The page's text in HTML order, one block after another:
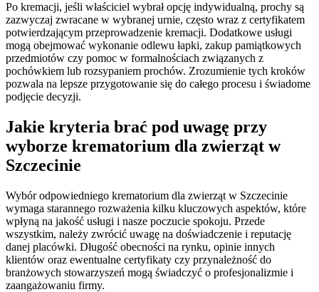
Po kremacji, jeśli właściciel wybrał opcję indywidualną, prochy są
zazwyczaj zwracane w wybranej urnie, często wraz z certyfikatem
potwierdzającym przeprowadzenie kremacji. Dodatkowe usługi
mogą obejmować wykonanie odlewu łapki, zakup pamiątkowych
przedmiotów czy pomoc w formalnościach związanych z
pochówkiem lub rozsypaniem prochów. Zrozumienie tych kroków
pozwala na lepsze przygotowanie się do całego procesu i świadome
podjęcie decyzji.
Jakie kryteria brać pod uwagę przy
wyborze krematorium dla zwierząt w
Szczecinie
Wybór odpowiedniego krematorium dla zwierząt w Szczecinie
wymaga starannego rozważenia kilku kluczowych aspektów, które
wpłyną na jakość usługi i nasze poczucie spokoju. Przede
wszystkim, należy zwrócić uwagę na doświadczenie i reputację
danej placówki. Długość obecności na rynku, opinie innych
klientów oraz ewentualne certyfikaty czy przynależność do
branżowych stowarzyszeń mogą świadczyć o profesjonalizmie i
zaangażowaniu firmy.